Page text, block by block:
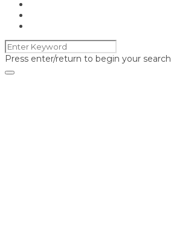
Press enter/return to begin your search